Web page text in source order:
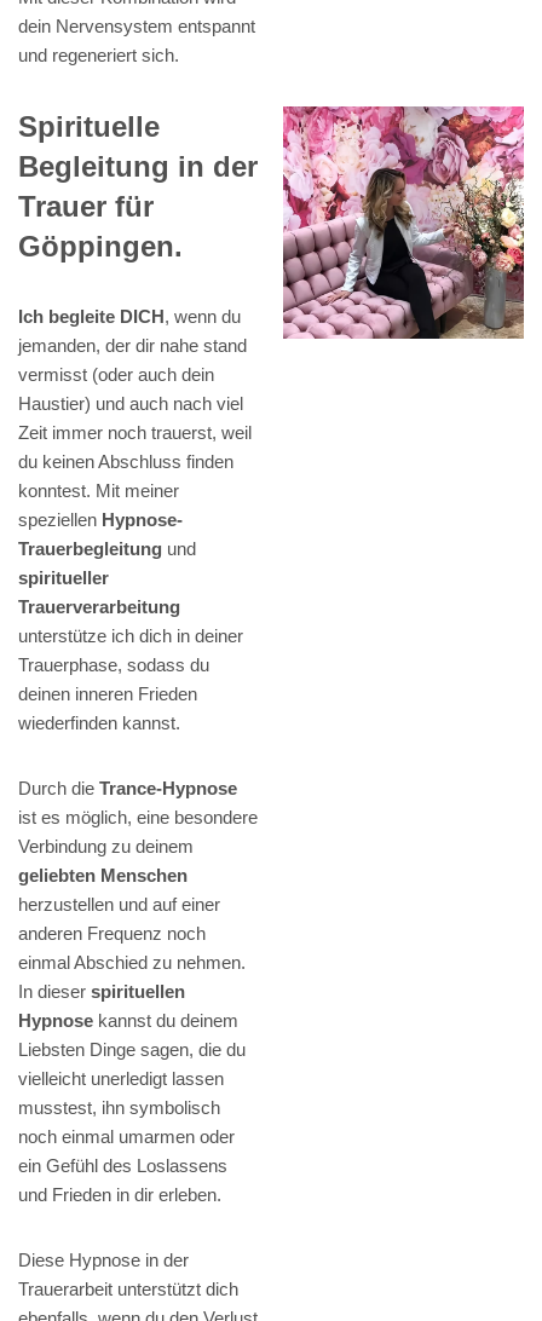
dein Nervensystem entspannt
und regeneriert sich.
Spirituelle
Begleitung in der
Trauer für
Göppingen.
Ich begleite DICH, wenn du
jemanden, der dir nahe stand
vermisst (oder auch dein
Haustier) und auch nach viel
Zeit immer noch trauerst, weil
du keinen Abschluss finden
konntest. Mit meiner
speziellen Hypnose-
Trauerbegleitung und
spiritueller
Trauerverarbeitung
unterstütze ich dich in deiner
Trauerphase, sodass du
deinen inneren Frieden
wiederfinden kannst.
Durch die Trance-Hypnose
ist es möglich, eine besondere
Verbindung zu deinem
geliebten Menschen
herzustellen und auf einer
anderen Frequenz noch
einmal Abschied zu nehmen.
In dieser spirituellen
Hypnose kannst du deinem
Liebsten Dinge sagen, die du
vielleicht unerledigt lassen
musstest, ihn symbolisch
noch einmal umarmen oder
ein Gefühl des Loslassens
und Frieden in dir erleben.
Diese Hypnose in der
Trauerarbeit unterstützt dich